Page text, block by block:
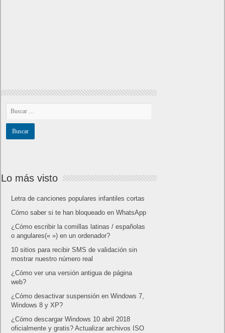
Lo más visto
Letra de canciones populares infantiles cortas
Cómo saber si te han bloqueado en WhatsApp
¿Cómo escribir la comillas latinas / españolas
o angulares(« ») en un ordenador?
10 sitios para recibir SMS de validación sin
mostrar nuestro número real
¿Cómo ver una versión antigua de página
web?
¿Cómo desactivar suspensión en Windows 7,
Windows 8 y XP?
¿Cómo descargar Windows 10 abril 2018
oficialmente y gratis? Actualizar archivos ISO